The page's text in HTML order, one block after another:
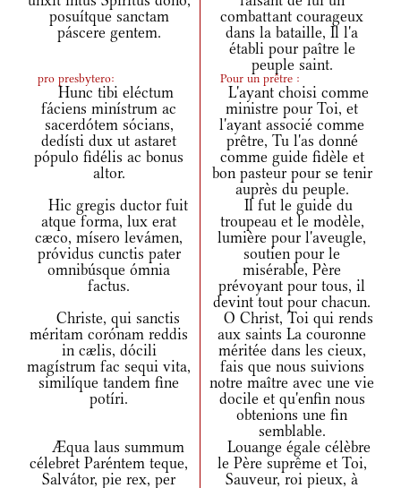
posuítque sanctam
páscere gentem.
combattant courageux
dans la bataille, Il l'a
établi pour paître le
peuple saint.
pro presbytero: Pour un prêtre :
Hunc tibi eléctum
fáciens minístrum ac
sacerdótem sócians,
dedísti dux ut astaret
pópulo fidélis ac bonus
altor.
L'ayant choisi comme
ministre pour Toi, et
l'ayant associé comme
prêtre, Tu l'as donné
comme guide fidèle et
bon pasteur pour se tenir
auprès du peuple.
Hic gregis ductor fuit
atque forma, lux erat
cæco, mísero levámen,
próvidus cunctis pater
omnibúsque ómnia
factus.
Il fut le guide du
troupeau et le modèle,
lumière pour l'aveugle,
soutien pour le
misérable, Père
prévoyant pour tous, il
devint tout pour chacun.
Christe, qui sanctis
méritam corónam reddis
in cælis, dócili
magístrum fac sequi vita,
similíque tandem fine
potíri.
O Christ, Toi qui rends
aux saints La couronne
méritée dans les cieux,
fais que nous suivions
notre maître avec une vie
docile et qu'enfin nous
obtenions une fin
semblable.
Æqua laus summum
célebret Paréntem teque,
Salvátor, pie rex, per
Louange égale célèbre
le Père suprême et Toi,
Sauveur, roi pieux, à